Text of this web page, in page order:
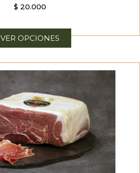
$ 20.000
VER OPCIONES